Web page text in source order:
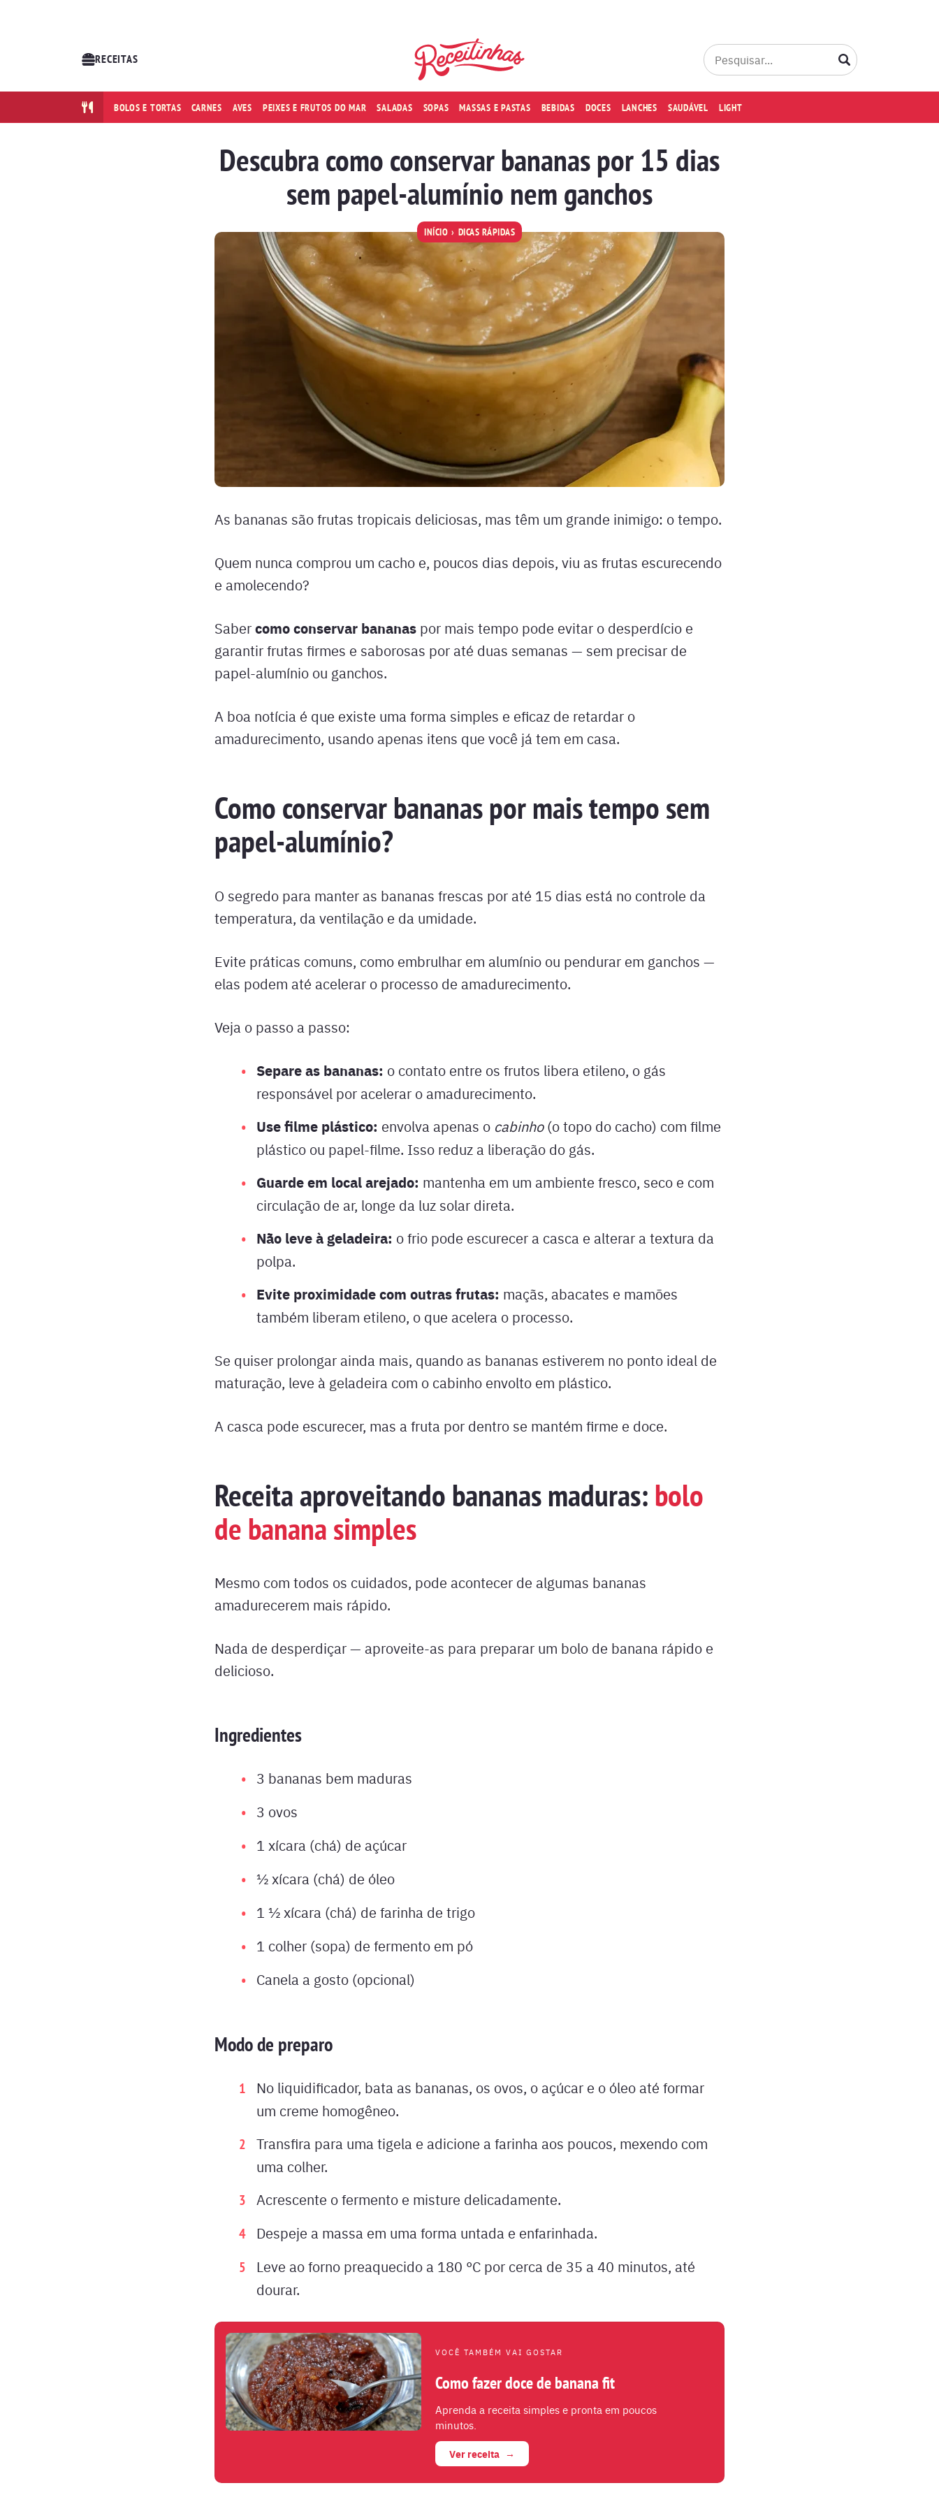
RECEITAS
BOLOS E TORTAS CARNES AVES PEIXES E FRUTOS DO MAR SALADAS SOPAS MASSAS E PASTAS BEBIDAS DOCES LANCHES SAUDÁVEL LIGHT
Descubra como conservar bananas por 15 dias
sem papel-alumínio nem ganchos
INÍCIO DICAS RÁPIDAS
As bananas são frutas tropicais deliciosas, mas têm um grande inimigo: o tempo.
Quem nunca comprou um cacho e, poucos dias depois, viu as frutas escurecendo
e amolecendo?
Sabercomo conservar bananas por mais tempo pode evitar o desperdício e
garantir frutas firmes e saborosas por até duas semanas — sem precisar de
papel-alumínio ou ganchos.
A boa notícia é que existe uma forma simples e eficaz de retardar o
amadurecimento, usando apenas itens que você já tem em casa.
Como conservar bananas por mais tempo sem
papel-alumínio?
O segredo para manter as bananas frescas por até 15 dias está no controle da
temperatura, da ventilação e da umidade.
Evite práticas comuns, como embrulhar em alumínio ou pendurar em ganchos —
elas podem até acelerar o processo de amadurecimento.
Veja o passo a passo:
Separe as bananas: o contato entre os frutos libera etileno, o gás
responsável por acelerar o amadurecimento.
Use filme plástico: envolva apenas o cabinho(o topo do cacho) com filme
plástico ou papel-filme. Isso reduz a liberação do gás.
Guarde em local arejado: mantenha em um ambiente fresco, seco e com
circulação de ar, longe da luz solar direta.
Não leve à geladeira: o frio pode escurecer a casca e alterar a textura da
polpa.
Evite proximidade com outras frutas: maçãs, abacates e mamões
também liberam etileno, o que acelera o processo.
Se quiser prolongar ainda mais, quando as bananas estiverem no ponto ideal de
maturação, leve à geladeira com o cabinho envolto em plástico.
A casca pode escurecer, mas a fruta por dentro se mantém firme e doce.
Receita aproveitando bananas maduras:bolo
de banana simples
Mesmo com todos os cuidados, pode acontecer de algumas bananas
amadurecerem mais rápido.
Nada de desperdiçar — aproveite-as para preparar um bolo de banana rápido e
delicioso.
Ingredientes
3 bananas bem maduras
3 ovos
1 xícara (chá) de açúcar
½ xícara (chá) de óleo
1 ½ xícara (chá) de farinha de trigo
1 colher (sopa) de fermento em pó
Canela a gosto (opcional)
Modo de preparo
No liquidificador, bata as bananas, os ovos, o açúcar e o óleo até formar
um creme homogêneo.
Transfira para uma tigela e adicione a farinha aos poucos, mexendo com
uma colher.
Acrescente o fermento e misture delicadamente.
Despeje a massa em uma forma untada e enfarinhada.
Leve ao forno preaquecido a 180 °C por cerca de 35 a 40 minutos, até
dourar.
VOCÊ TAMBÉM VAI GOSTAR
Como fazer doce de banana fit
Aprenda a receita simples e pronta em poucos
minutos.
Ver receita